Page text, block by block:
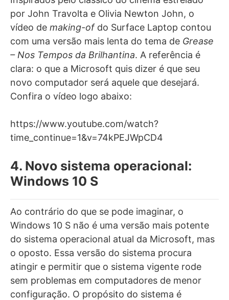
por John Travolta e Olivia Newton John, o
vídeo de making-of do Surface Laptop contou
com uma versão mais lenta do tema de Grease
– Nos Tempos da Brilhantina. A referência é
clara: o que a Microsoft quis dizer é que seu
novo computador será aquele que desejará.
Confira o vídeo logo abaixo:
https://www.youtube.com/watch?
time_continue=1&v=74kPEJWpCD4
4. Novo sistema operacional:
Windows 10 S
Ao contrário do que se pode imaginar, o
Windows 10 S não é uma versão mais potente
do sistema operacional atual da Microsoft, mas
o oposto. Essa versão do sistema procura
atingir e permitir que o sistema vigente rode
sem problemas em computadores de menor
configuração. O propósito do sistema é